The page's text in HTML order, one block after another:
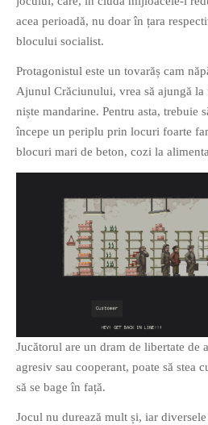
acea perioadă, nu doar în țara
blocului socialist.
Protagonistul este un tovarăș cam
Ajunul Crăciunului, vrea să ajungă
niște mandarine. Pentru asta, trebuie
începe un periplu prin locuri foarte
blocuri mari de beton, cozi la
Jucătorul are un dram de libertate de
agresiv sau cooperant, poate să stea
să se bage în față.
Jocul nu durează mult și, iar